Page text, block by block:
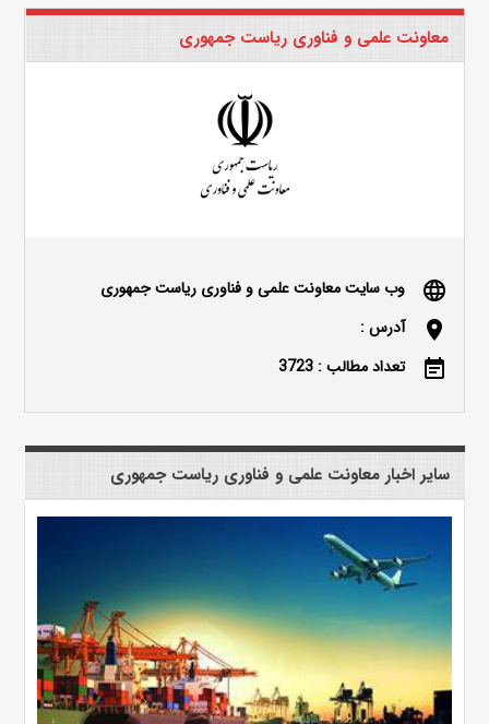
معاونت علمی و فناوری ریاست جمهوری
language وب سایت معاونت علمی و فناوری ریاست جمهوری
location_on آدرس :
event_note تعداد مطالب : 3723
سایر اخبار معاونت علمی و فناوری ریاست جمهوری